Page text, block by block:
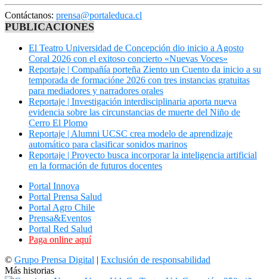
Contáctanos: prensa@portaleduca.cl
PUBLICACIONES
El Teatro Universidad de Concepción dio inicio a Agosto
Coral 2026 con el exitoso concierto «Nuevas Voces»
Reportaje | Compañía porteña Ziento un Cuento da inicio a su
temporada de formacióne 2026 con tres instancias gratuitas
para mediadores y narradores orales
Reportaje | Investigación interdisciplinaria aporta nueva
evidencia sobre las circunstancias de muerte del Niño de
Cerro El Plomo
Reportaje | Alumni UCSC crea modelo de aprendizaje
automático para clasificar sonidos marinos
Reportaje | Proyecto busca incorporar la inteligencia artificial
en la formación de futuros docentes
Portal Innova
Portal Prensa Salud
Portal Agro Chile
Prensa&Eventos
Portal Red Salud
Paga online aquí
© Grupo Prensa Digital | Exclusión de responsabilidad
Más historias